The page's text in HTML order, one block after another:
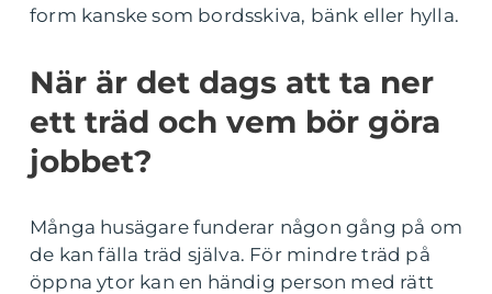
form kanske som bordsskiva, bänk eller hylla.
När är det dags att ta ner
ett träd och vem bör göra
jobbet?
Många husägare funderar någon gång på om
de kan fälla träd själva. För mindre träd på
öppna ytor kan en händig person med rätt